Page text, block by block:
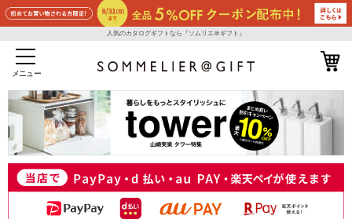
人気のカタログギフトなら『ソムリエ＠ギフト』
メニュー